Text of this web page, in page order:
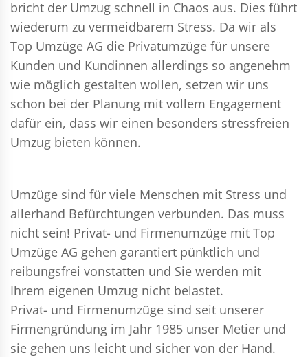
bricht der Umzug schnell in Chaos aus. Dies führt
wiederum zu vermeidbarem Stress. Da wir als
Top Umzüge AG die Privatumzüge für unsere
Kunden und Kundinnen allerdings so angenehm
wie möglich gestalten wollen, setzen wir uns
schon bei der Planung mit vollem Engagement
dafür ein, dass wir einen besonders stressfreien
Umzug bieten können.
Umzüge sind für viele Menschen mit Stress und
allerhand Befürchtungen verbunden. Das muss
nicht sein! Privat- und Firmenumzüge mit Top
Umzüge AG gehen garantiert pünktlich und
reibungsfrei vonstatten und Sie werden mit
Ihrem eigenen Umzug nicht belastet.
Privat- und Firmenumzüge sind seit unserer
Firmengründung im Jahr 1985 unser Metier und
sie gehen uns leicht und sicher von der Hand.